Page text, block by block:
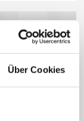
Über Cookies